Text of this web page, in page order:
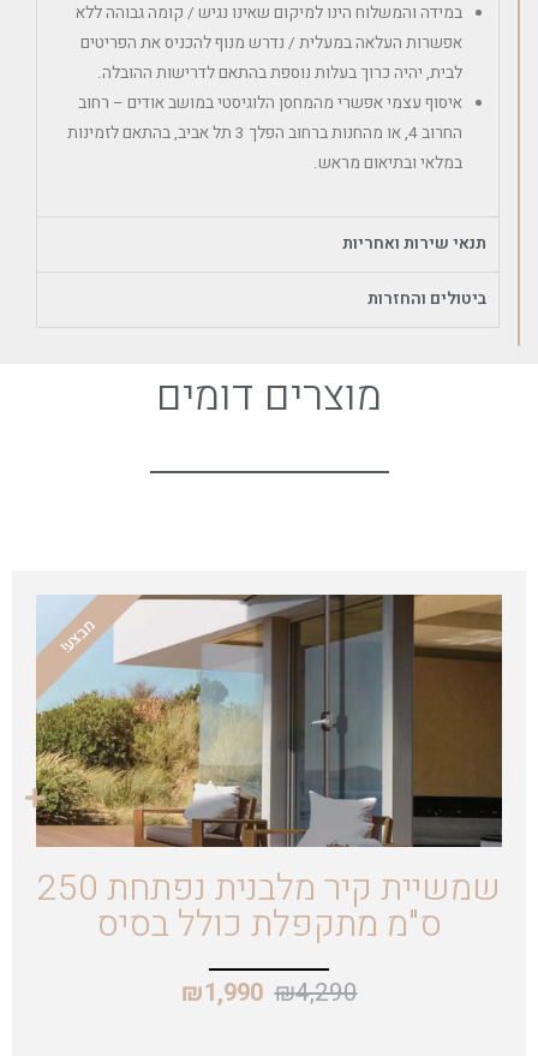
במידה והמשלוח הינו למיקום שאינו נגיש / קומה גבוהה ללא
אפשרות העלאה במעלית / נדרש מנוף להכניס את הפריטים
לבית, יהיה כרוך בעלות נוספת בהתאם לדרישות ההובלה.
איסוף עצמי אפשרי מהמחסן הלוגיסטי במושב אודים – רחוב
החרוב 4, או מהחנות ברחוב הפלך 3 תל אביב, בהתאם לזמינות
במלאי ובתיאום מראש.
תנאי שירות ואחריות
ביטולים והחזרות
מוצרים דומים
מבצע!
שמשיית קיר מלבנית נפתחת 250
ס"מ מתקפלת כולל בסיס
₪4,290
₪1,990